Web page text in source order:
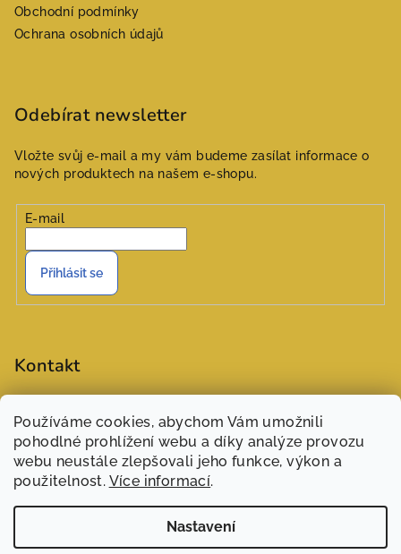
Používáme cookies, abychom Vám umožnili
pohodlné prohlížení webu a díky analýze provozu
webu neustále zlepšovali jeho funkce, výkon a
použitelnost. Více informací.
Nastavení
Obchodní podmínky
Ochrana osobních údajů
Odebírat newsletter
Vložte svůj e-mail a my vám budeme zasílat informace o
nových produktech na našem e-shopu.
E-mail
Přihlásit se
Kontakt
777551848 (Šárka)